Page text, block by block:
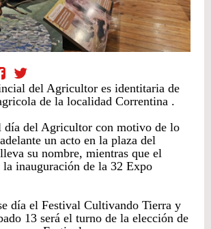
del Agricultor es identitaria de
de la localidad Correntina .
día del Agricultor con motivo de lo
un acto en la plaza del
su nombre, mientras que el
la inauguración de la 32 Expo
día el Festival Cultivando Tierra y
13 será el turno de la elección de